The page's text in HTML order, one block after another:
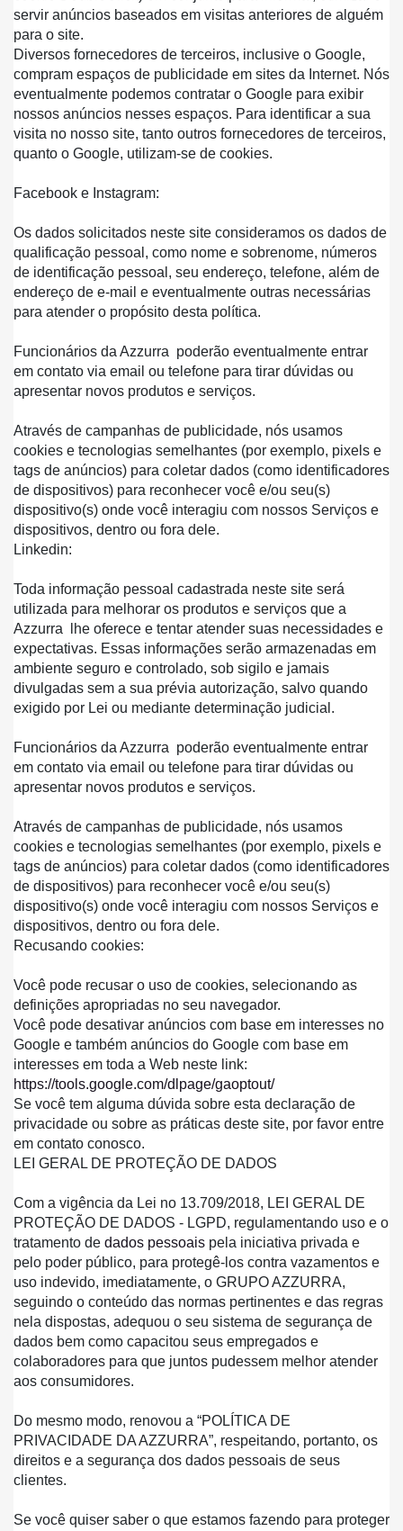
servir anúncios baseados em visitas anteriores de alguém
para o site.
Diversos fornecedores de terceiros, inclusive o Google,
compram espaços de publicidade em sites da Internet. Nós
eventualmente podemos contratar o Google para exibir
nossos anúncios nesses espaços. Para identificar a sua
visita no nosso site, tanto outros fornecedores de terceiros,
quanto o Google, utilizam-se de cookies.
Facebook e Instagram:
Os dados solicitados neste site consideramos os dados de
qualificação pessoal, como nome e sobrenome, números
de identificação pessoal, seu endereço, telefone, além de
endereço de e-mail e eventualmente outras necessárias
para atender o propósito desta política.
Funcionários da Azzurra  poderão eventualmente entrar
em contato via email ou telefone para tirar dúvidas ou
apresentar novos produtos e serviços.
Através de campanhas de publicidade, nós usamos
cookies e tecnologias semelhantes (por exemplo, pixels e
tags de anúncios) para coletar dados (como identificadores
de dispositivos) para reconhecer você e/ou seu(s)
dispositivo(s) onde você interagiu com nossos Serviços e
dispositivos, dentro ou fora dele.
Linkedin:
Toda informação pessoal cadastrada neste site será
utilizada para melhorar os produtos e serviços que a
Azzurra  lhe oferece e tentar atender suas necessidades e
expectativas. Essas informações serão armazenadas em
ambiente seguro e controlado, sob sigilo e jamais
divulgadas sem a sua prévia autorização, salvo quando
exigido por Lei ou mediante determinação judicial.
Funcionários da Azzurra  poderão eventualmente entrar
em contato via email ou telefone para tirar dúvidas ou
apresentar novos produtos e serviços.
Através de campanhas de publicidade, nós usamos
cookies e tecnologias semelhantes (por exemplo, pixels e
tags de anúncios) para coletar dados (como identificadores
de dispositivos) para reconhecer você e/ou seu(s)
dispositivo(s) onde você interagiu com nossos Serviços e
dispositivos, dentro ou fora dele.
Recusando cookies:
Você pode recusar o uso de cookies, selecionando as
definições apropriadas no seu navegador.
Você pode desativar anúncios com base em interesses no
Google e também anúncios do Google com base em
interesses em toda a Web neste link:
https://tools.google.com/dlpage/gaoptout/
Se você tem alguma dúvida sobre esta declaração de
privacidade ou sobre as práticas deste site, por favor entre
em contato conosco.
LEI GERAL DE PROTEÇÃO DE DADOS
Com a vigência da Lei no 13.709/2018, LEI GERAL DE
PROTEÇÃO DE DADOS - LGPD, regulamentando uso e o
tratamento de dados pessoais pela iniciativa privada e
pelo poder público, para protegê-los contra vazamentos e
uso indevido, imediatamente, o GRUPO AZZURRA,
seguindo o conteúdo das normas pertinentes e das regras
nela dispostas, adequou o seu sistema de segurança de
dados bem como capacitou seus empregados e
colaboradores para que juntos pudessem melhor atender
aos consumidores.
Do mesmo modo, renovou a “POLÍTICA DE
PRIVACIDADE DA AZZURRA”, respeitando, portanto, os
direitos e a segurança dos dados pessoais de seus
clientes.
Se você quiser saber o que estamos fazendo para proteger